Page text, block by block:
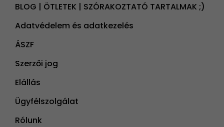
BLOG | ÖTLETEK | SZÓRAKOZTATÓ TARTALMAK ;)
Adatvédelem és adatkezelés
ÁSZF
Szerzői jog
Elállás
Ügyfélszolgálat
Rólunk